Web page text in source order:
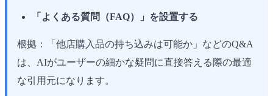
「よくある質問（FAQ）」を設置する
根拠：「他店購入品の持ち込みは可能か」などのQ&A
は、AIがユーザーの細かな疑問に直接答える際の最適
な引用元になります。